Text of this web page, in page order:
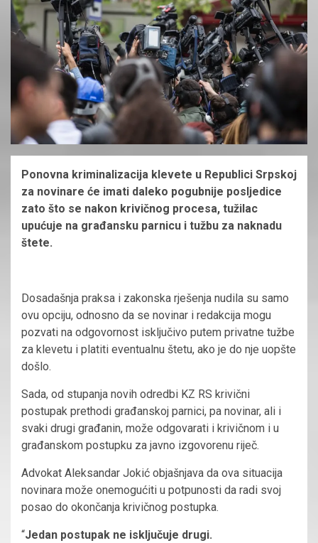
Ponovna kriminalizacija klevete u Republici Srpskoj
za novinare će imati daleko pogubnije posljedice
zato što se nakon krivičnog procesa, tužilac
upućuje na građansku parnicu i tužbu za naknadu
štete.
Dosadašnja praksa i zakonska rješenja nudila su samo
ovu opciju, odnosno da se novinar i redakcija mogu
pozvati na odgovornost isključivo putem privatne tužbe
za klevetu i platiti eventualnu štetu, ako je do nje uopšte
došlo.
Sada, od stupanja novih odredbi KZ RS krivični
postupak prethodi građanskoj parnici, pa novinar, ali i
svaki drugi građanin, može odgovarati i krivičnom i u
građanskom postupku za javno izgovorenu riječ.
Advokat Aleksandar Jokić objašnjava da ova situacija
novinara može onemogućiti u potpunosti da radi svoj
posao do okončanja krivičnog postupka.
“Jedan postupak ne isključuje drugi.